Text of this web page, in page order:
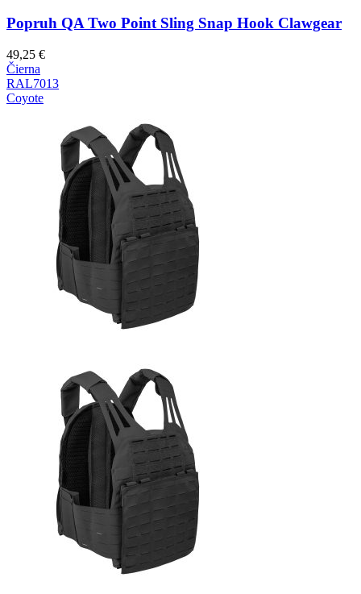
Popruh QA Two Point Sling Snap Hook Clawgear
49,25 €
Čierna
RAL7013
Coyote